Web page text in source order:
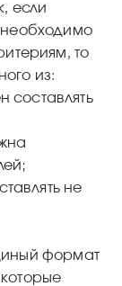
если
необходимо
то
из:
составлять
не
формат